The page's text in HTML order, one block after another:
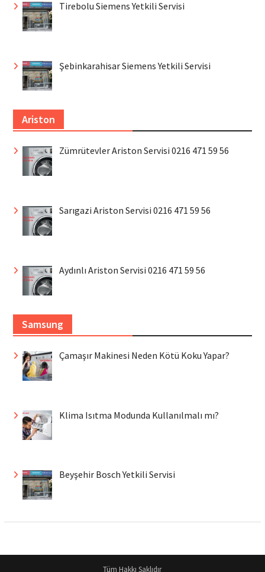
Tirebolu Siemens Yetkili Servisi
Şebinkarahisar Siemens Yetkili Servisi
Ariston
Zümrütevler Ariston Servisi 0216 471 59 56
Sarıgazi Ariston Servisi 0216 471 59 56
Aydınlı Ariston Servisi 0216 471 59 56
Samsung
Çamaşır Makinesi Neden Kötü Koku Yapar?
Klima Isıtma Modunda Kullanılmalı mı?
Beyşehir Bosch Yetkili Servisi
Tüm Hakkı Saklıdır